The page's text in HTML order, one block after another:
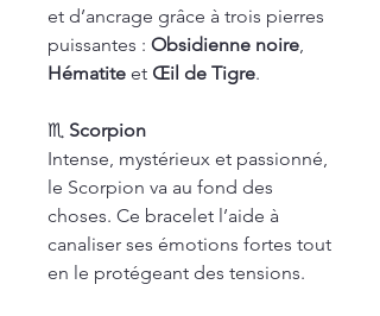
et d’ancrage grâce à trois pierres
puissantes : Obsidienne noire,
Hématite et Œil de Tigre.
♏ Scorpion
Intense, mystérieux et passionné,
le Scorpion va au fond des
choses. Ce bracelet l’aide à
canaliser ses émotions fortes tout
en le protégeant des tensions.